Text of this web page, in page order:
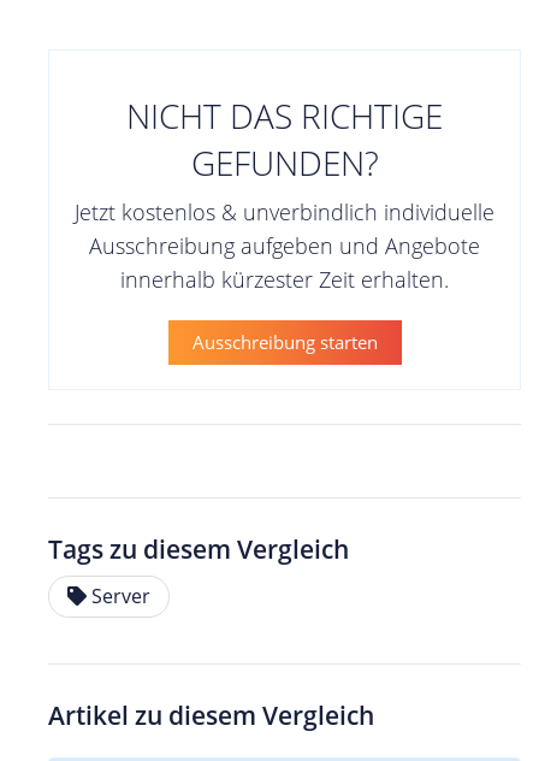
NICHT DAS RICHTIGE
GEFUNDEN?
Jetzt kostenlos & unverbindlich individuelle
Ausschreibung aufgeben und Angebote
innerhalb kürzester Zeit erhalten.
Ausschreibung starten
Tags zu diesem Vergleich
Server
Artikel zu diesem Vergleich